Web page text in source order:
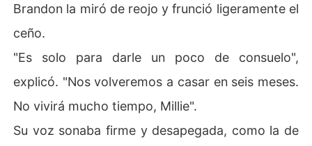
Brandon la miró de reojo y frunció ligeramente el
ceño.
"Es solo para darle un poco de consuelo",
explicó. "Nos volveremos a casar en seis meses.
No vivirá mucho tiempo, Millie".
Su voz sonaba firme y desapegada, como la de